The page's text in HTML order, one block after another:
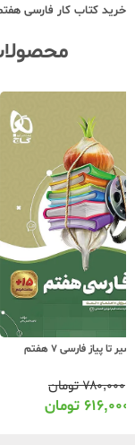
خرید کتاب کار فارسی
موجود
مبتکران فارسی 7 هفتم طالب تبار
۱,۵۰۰,۰۰۰
۱,۲۰۰,۰۰۰